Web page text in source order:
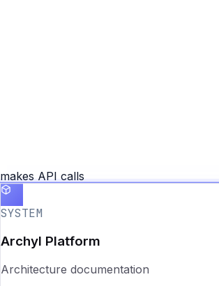
makes API calls
SYSTEM
Archyl Platform
Architecture documentation